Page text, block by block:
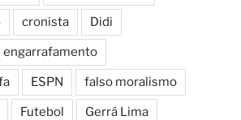
cronista Didi
engarrafamento
ESPN falso moralismo
Futebol Gerrá Lima